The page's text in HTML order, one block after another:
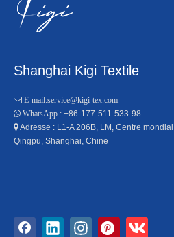
Shanghai Kigi Textile
 E-mail:service@kigi-tex.com
 WhatsApp : +86-177-511-533-98
Adresse : L1-A 206B, LM, Centre
Qingpu, Shanghai, Chine